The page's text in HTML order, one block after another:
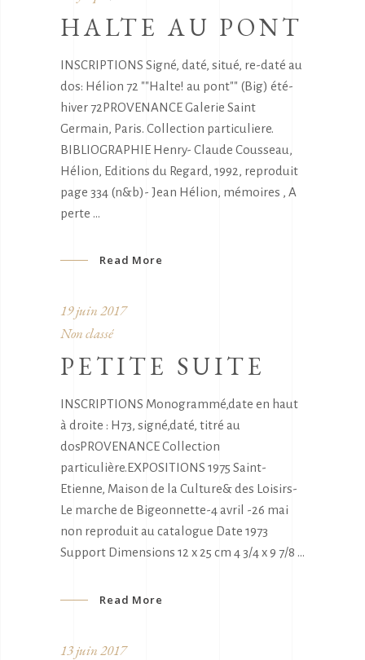
HALTE AU PONT
INSCRIPTIONS Signé, daté, situé, re-daté au
dos: Hélion 72 ""Halte! au pont"" (Big) été-
hiver 72PROVENANCE Galerie Saint
Germain, Paris. Collection particuliere.
BIBLIOGRAPHIE Henry- Claude Cousseau,
Hélion, Editions du Regard, 1992, reproduit
page 334 (n&b)- Jean Hélion, mémoires , A
perte
Read More
19 juin 2017
Non classé
PETITE SUITE
INSCRIPTIONS Monogrammé,date en haut
à droite : H73, signé,daté, titré au
dosPROVENANCE Collection
particulière.EXPOSITIONS 1975 Saint-
Etienne, Maison de la Culture& des Loisirs-
Le marche de Bigeonnette-4 avril -26 mai
non reproduit au catalogue Date 1973
Support Dimensions 12 x 25 cm 4 3/4 x 9 7/8
Read More
13 juin 2017